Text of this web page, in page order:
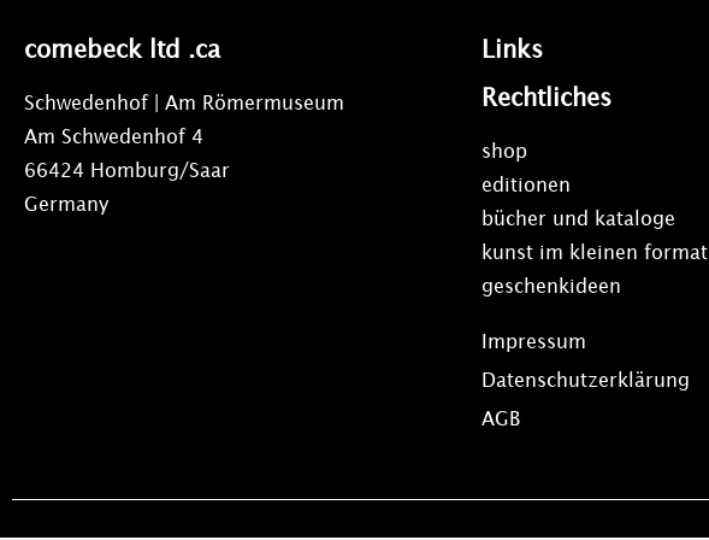
comebeck ltd .ca
Schwedenhof | Am Römermuseum
Am Schwedenhof 4
66424 Homburg/Saar
Germany
Links
Rechtliches
shop
editionen
bücher und kataloge
kunst im kleinen format
geschenkideen
Impressum
Datenschutzerklärung
AGB